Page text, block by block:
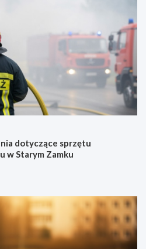
dotyczące sprzętu
w Starym Zamku